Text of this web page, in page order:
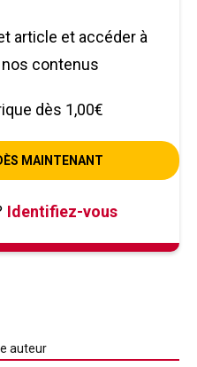
article et accéder à
contenus
dès 1,00€
MAINTENANT
Identifiez-vous
auteur